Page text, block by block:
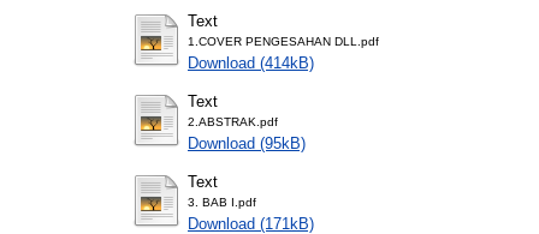
Text
1.COVER PENGESAHAN DLL.pdf
Download (414kB)
Text
2.ABSTRAK.pdf
Download (95kB)
Text
3. BAB I.pdf
Download (171kB)